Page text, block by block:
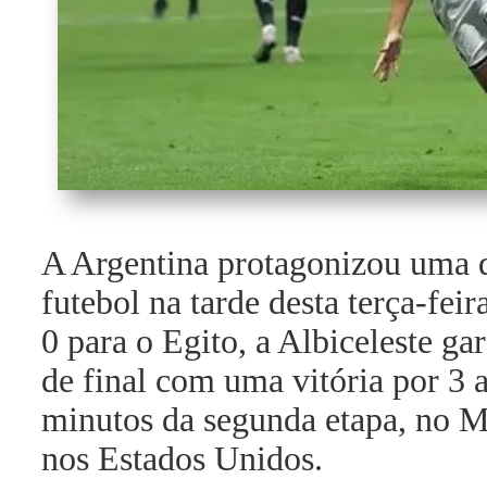
A Argentina protagonizou uma
futebol na tarde desta terça-
0 para o Egito, a Albiceleste
de final com uma vitória por 3
minutos da segunda etapa, no
nos Estados Unidos.